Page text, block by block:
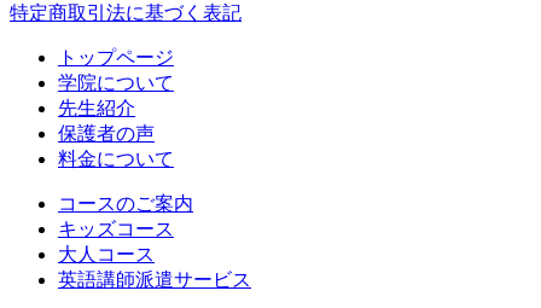
特定商取引法に基づく表記
トップページ
学院について
先生紹介
保護者の声
料金について
コースのご案内
キッズコース
大人コース
英語講師派遣サービス